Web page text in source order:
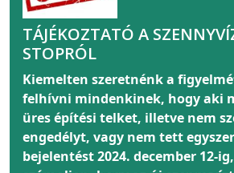
TÁJÉKOZTATÓ A
STOPRÓL
Kiemelten szeretnénk a
felhívni mindenkinek, hogy aki
üres építési telket, illetve nem
engedélyt, vagy nem tett
bejelentést 2024. december 12-